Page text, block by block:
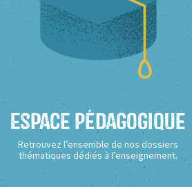
Espace Pédagogique
Retrouvez l’ensemble de nos dossiers
thématiques dédiés à l’enseignement.